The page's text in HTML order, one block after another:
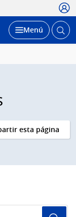
Desplegar
Menú Abrir
esta página